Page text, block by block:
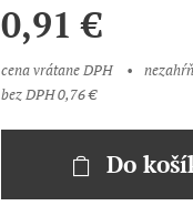
0,91 €
cena vrátane DPH
bez DPH 0,76 €
Do